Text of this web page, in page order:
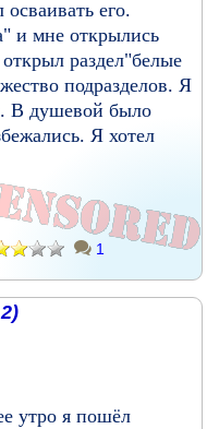
его.
и мне открылись
раздел"белые
подразделов. Я
В душевой было
Я хотел
1
утро я пошёл